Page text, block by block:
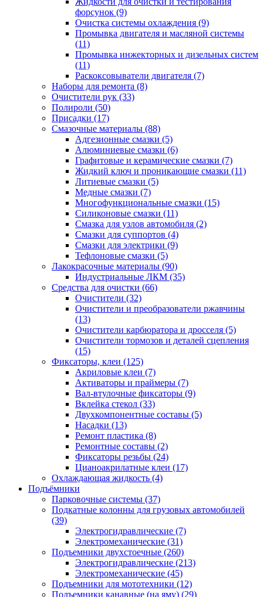
форсунок (9)
Очистка системы охлаждения (9)
Промывка двигателя и масляной системы
(11)
Промывка инжекторных и дизельных систем
(11)
Раскоксовыватели двигателя (7)
Наборы для ремонта (8)
Очистители рук (33)
Полироли (50)
Присадки (17)
Смазочные материалы (88)
Адгезионные смазки (5)
Алюминиевые смазки (6)
Графитовые и керамические смазки (7)
Жидкий ключ и проникающие смазки (11)
Литиевые смазки (5)
Медные смазки (7)
Многофункциональные смазки (15)
Силиконовые смазки (11)
Смазка для узлов автомобиля (2)
Смазки для суппортов (4)
Смазки для электрики (9)
Тефлоновые смазки (5)
Лакокрасочные материалы (90)
Индустриальные ЛКМ (35)
Средства для очистки (66)
Очистители (32)
Очистители и преобразователи ржавчины
(13)
Очистители карбюратора и дросселя (5)
Очистители тормозов и деталей сцепления
(15)
Фиксаторы, клеи (125)
Акриловые клеи (7)
Активаторы и праймеры (7)
Вал-втулочные фиксаторы (9)
Вклейка стекол (33)
Двухкомпонентные составы (5)
Насадки (13)
Ремонт пластика (8)
Ремонтные составы (2)
Фиксаторы резьбы (24)
Цианоакрилатные клеи (17)
Охлаждающая жидкость (4)
Подъёмники
Парковочные системы (37)
Подкатные колонны для грузовых автомобилей
(39)
Электрогидравлические (7)
Электромеханические (31)
Подъемники двухстоечные (260)
Электрогидравлические (213)
Электромеханические (45)
Подъемники для мототехники (12)
Подъемники канавные (на яму) (29)